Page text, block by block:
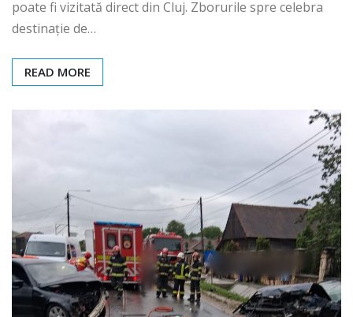
poate fi vizitată direct din Cluj. Zborurile spre celebra
destinație de…
READ MORE